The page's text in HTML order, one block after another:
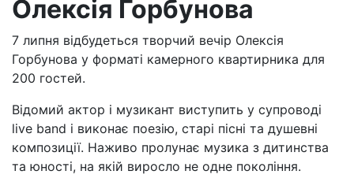
Олексія Горбунова
7 липня відбудеться творчий вечір Олексія
Горбунова у форматі камерного квартирника для
200 гостей.
Відомий актор і музикант виступить у супроводі
live band і виконає поезію, старі пісні та душевні
композиції. Наживо пролунає музика з дитинства
та юності, на якій виросло не одне покоління.